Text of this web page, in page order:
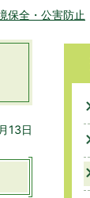
保全・公害防止
13日